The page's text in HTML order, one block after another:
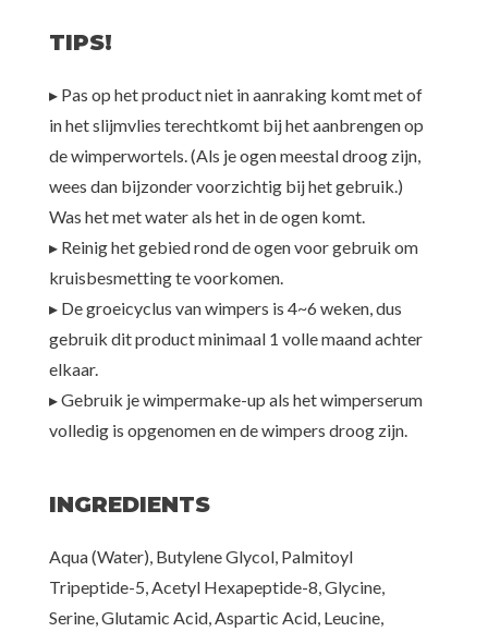
TIPS!
▸ Pas op het product niet in aanraking komt met of
in het slijmvlies terechtkomt bij het aanbrengen op
de wimperwortels. (Als je ogen meestal droog zijn,
wees dan bijzonder voorzichtig bij het gebruik.)
Was het met water als het in de ogen komt.
▸ Reinig het gebied rond de ogen voor gebruik om
kruisbesmetting te voorkomen.
▸ De groeicyclus van wimpers is 4~6 weken, dus
gebruik dit product minimaal 1 volle maand achter
elkaar.
▸ Gebruik je wimpermake-up als het wimperserum
volledig is opgenomen en de wimpers droog zijn.
INGREDIENTS
Aqua (Water), Butylene Glycol, Palmitoyl
Tripeptide-5, Acetyl Hexapeptide-8, Glycine,
Serine, Glutamic Acid, Aspartic Acid, Leucine,